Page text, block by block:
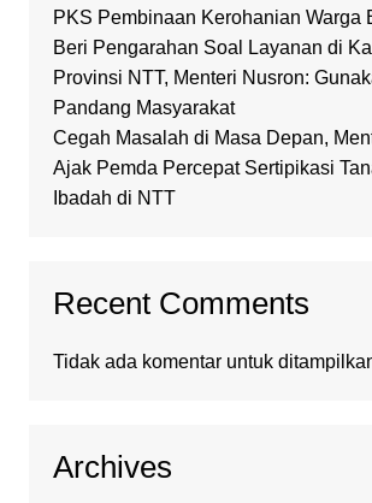
PKS Pembinaan Kerohanian Warga
Beri Pengarahan Soal Layanan di
Provinsi NTT, Menteri Nusron:
Pandang Masyarakat
Cegah Masalah di Masa Depan,
Ajak Pemda Percepat Sertipikasi
Ibadah di NTT
Recent Comments
Tidak ada komentar untuk
Archives